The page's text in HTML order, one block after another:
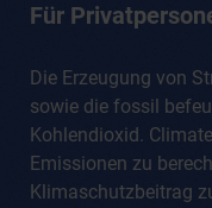
Für
Die Erzeugung von
sowie die fossil
Kohlendioxid.
Emissionen zu
Klimaschutzbeitrag